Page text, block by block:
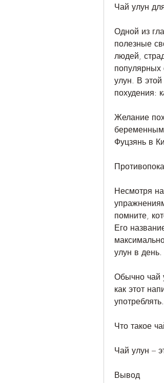
Чай улун
Одной из
полезные
людей,
популярных
улун. В
похудения:
Желание
Фуцзянь в
Несмотря
помните,
Его
улун в день.
Обычно чай
как этот
употреблять.
Что такое
Чай улун –
Вывод